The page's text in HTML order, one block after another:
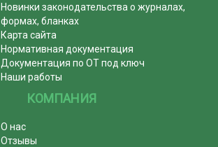
Новинки законодательства о журналах,
формах, бланках
Карта сайта
Нормативная документация
Документация по ОТ под ключ
Наши работы
КОМПАНИЯ
О нас
Отзывы